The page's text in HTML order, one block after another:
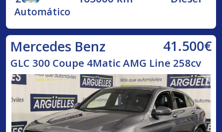
Automático
Mercedes Benz 41.500€
GLC 300 Coupe 4Matic AMG Line 258cv